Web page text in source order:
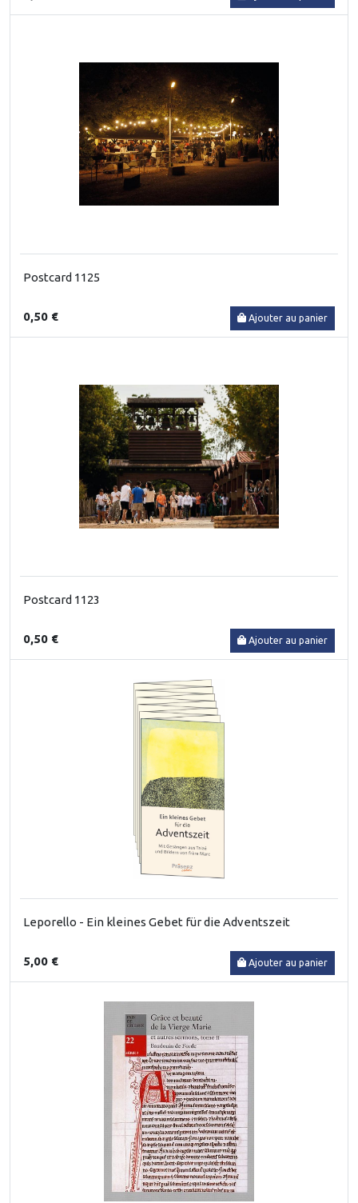
Postcard 1125
0,50 € Ajouter au panier
Postcard 1123
0,50 € Ajouter au panier
Leporello - Ein kleines Gebet für die Adventszeit
5,00 € Ajouter au panier